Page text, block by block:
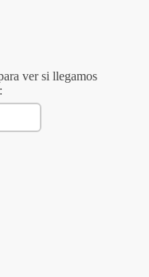
ver si llegamos